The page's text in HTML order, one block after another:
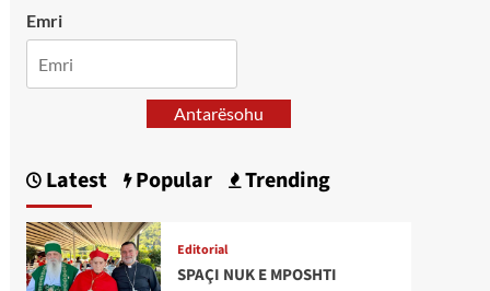
Emri
Antarësohu
Latest Popular Trending
Editorial
SPAÇI NUK E MPOSHTI